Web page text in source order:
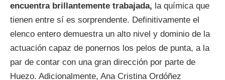
encuentra brillantemente trabajada, la química que
tienen entre sí es sorprendente. Definitivamente el
elenco entero demuestra un alto nivel y dominio de la
actuación capaz de ponernos los pelos de punta, a la
par de contar con una gran dirección por parte de
Huezo. Adicionalmente, Ana Cristina Ordóñez